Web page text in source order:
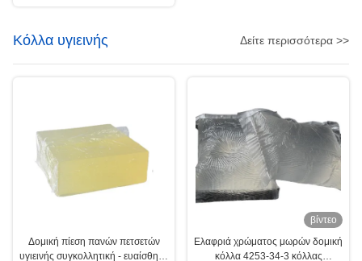
Κόλλα υγιεινής Δείτε περισσότερα >>
Δομική πίεση πανών πετσετών
υγιεινής συγκολλητική - ευαίσθητη
βίντεο
Ελαφριά χρώματος μωρών δομική
κόλλα 4253-34-3 κόλλας